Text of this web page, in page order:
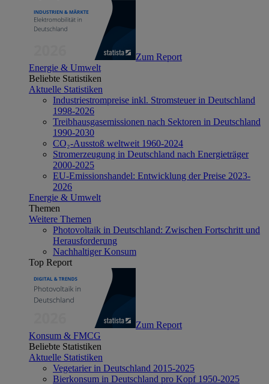
Zum Report
Energie & Umwelt
Beliebte Statistiken
Aktuelle Statistiken
Industriestrompreise inkl. Stromsteuer in Deutschland
1998-2026
Treibhausgasemissionen nach Sektoren in Deutschland
1990-2030
CO₂-Ausstoß weltweit 1960-2024
Stromerzeugung in Deutschland nach Energieträger
2000-2025
EU-Emissionshandel: Entwicklung der Preise 2023-
2026
Energie & Umwelt
Themen
Weitere Themen
Photovoltaik in Deutschland: Zwischen Fortschritt und
Herausforderung
Nachhaltiger Konsum
Top Report
Zum Report
Konsum & FMCG
Beliebte Statistiken
Aktuelle Statistiken
Vegetarier in Deutschland 2015-2025
Bierkonsum in Deutschland pro Kopf 1950-2025